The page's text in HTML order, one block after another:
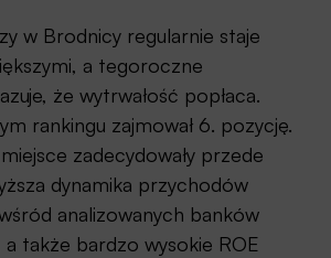
w Brodnicy regularnie staje
a tegoroczne
że wytrwałość popłaca.
rankingu zajmował 6. pozycję.
zadecydowały przede
dynamika przychodów
analizowanych banków
a także bardzo wysokie ROE